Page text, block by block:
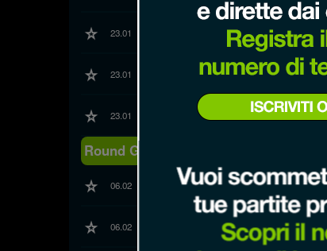
23.01
Imortal Albufeira
23.01
União Montemor
1
23.01
FC Barreirense
FC Serpa
1
Round Group F - 15
06.02
FC Barreirense
Pinhalnovense
06.02
Imortal Albufeira
União Montemor